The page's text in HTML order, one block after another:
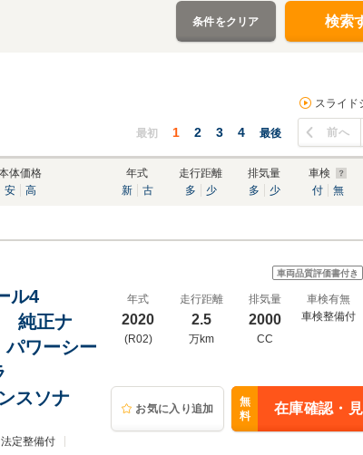
条件をクリア 検索
スライド
最初 1 2 3 4 最後 前へ
体価格
安
高
年式
新
古
走行距離
多
少
排気量
多
少
車検
付
無
ル4
純正ナ
ワーシー
スソナ
法定整備付
車両品質評価書付き
年式
2020
(R02)
走行距離
2.5
万km
排気量
2000
CC
車検有無
車検整備付
お気に入り追加
無
料
在庫確認・